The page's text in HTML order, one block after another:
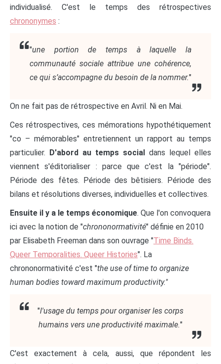
individualisé. C'est le temps des rétrospectives
chrononymes :
"une portion de temps à laquelle la
communauté sociale attribue une cohérence,
ce qui s’accompagne du besoin de la nommer."
On ne fait pas de rétrospective en Avril. Ni en Mai.
Ces rétrospectives, ces mémorations hypothétiquement
"co – mémorables" entretiennent un rapport au temps
particulier.
D'abord au temps social
dans lequel elles
viennent s'éditorialiser : parce que c'est la "période".
Période des fêtes. Période des bêtisiers. Période des
bilans et résolutions diverses, individuelles et collectives.
Ensuite il y a le temps économique. Que l'on convoquera
ici avec la notion de "chrononormativité" définie en 2010
par Elisabeth Freeman dans son ouvrage "Time Binds.
Queer Temporalities. Queer Histories". La
chrononormativité c'est "the use of time to organize
human bodies toward maximum productivity."
"l'usage du temps pour organiser les corps
humains vers une productivité maximale."
C'est exactement à cela, aussi, que répondent les